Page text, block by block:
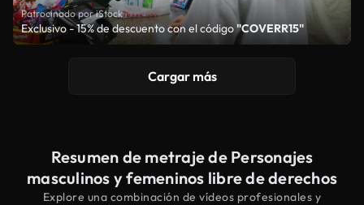
Patrocinado por iStock
Exclusivo - 15% de descuento con el código"COVERR15"
Cargar más
Resumen de metraje de Personajes
masculinos y femeninos libre de derechos
Explore una combinación de vídeos profesionales y